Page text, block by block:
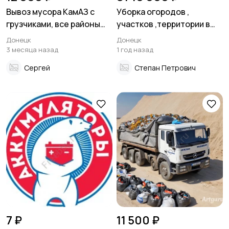
Вывоз мусора КамАЗ с
грузчиками, все районы
Донецка ДНР
Донецк
3 месяца назад
Сергей
Уборка огородов ,
участков ,территории в
Донецке
Донецк
1 год назад
Степан Петрович
7 ₽ 11 500 ₽